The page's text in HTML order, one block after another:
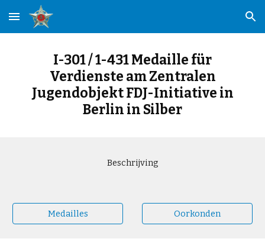
Skip to main content Skip to navigation
I-301 / 1-431 Medaille für
Verdienste am Zentralen
Jugendobjekt FDJ-Initiative in
Berlin in Silber
Beschrijving
Medailles Oorkonden